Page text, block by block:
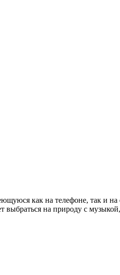
как на телефоне, так и на
выбраться на природу с